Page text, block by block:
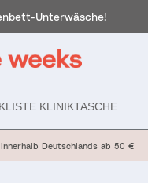
Unterwäsche!
KLINIKTASCHE
Deutschlands ab 50 €